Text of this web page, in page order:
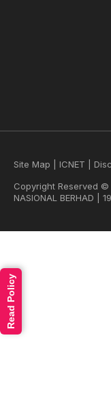
Site Map ICNET
Copyright Reserved ©
NASIONAL BERHAD |
Read Policy